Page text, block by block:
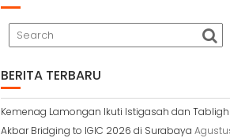
BERITA TERBARU
Kemenag Lamongan Ikuti Istigasah dan Tabligh
Akbar Bridging to IGIC 2026 di Surabaya